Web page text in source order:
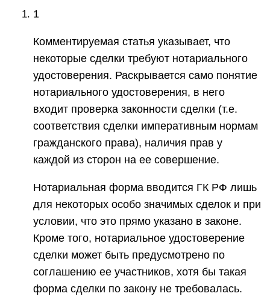
1
Комментируемая статья указывает, что
некоторые сделки требуют нотариального
удостоверения. Раскрывается само понятие
нотариального удостоверения, в него
входит проверка законности сделки (т.е.
соответствия сделки императивным нормам
гражданского права), наличия прав у
каждой из сторон на ее совершение.
Нотариальная форма вводится ГК РФ лишь
для некоторых особо значимых сделок и при
условии, что это прямо указано в законе.
Кроме того, нотариальное удостоверение
сделки может быть предусмотрено по
соглашению ее участников, хотя бы такая
форма сделки по закону не требовалась.